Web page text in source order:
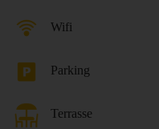
Wifi
Parking
Terrasse